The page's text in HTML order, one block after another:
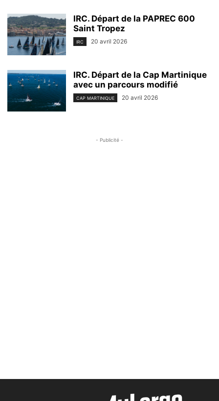
IRC. Départ de la PAPREC 600
Saint Tropez
IRC 20 avril 2026
IRC. Départ de la Cap Martinique
avec un parcours modifié
CAP MARTINIQUE 20 avril 2026
- Publicité -